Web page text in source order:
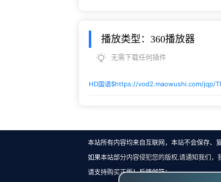
播放类型：360播放器
无需下载任何插件
HD国语$https://vod2.maowushi.com/jqp/
本站所有内容均来自互联网，本站不会保存、
如果本站部分内容侵犯您的版权,请通知我们
请支持购买正版！反馈邮箱：